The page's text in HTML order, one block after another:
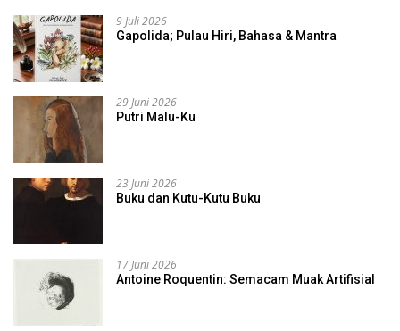
9 Juli 2026
Gapolida; Pulau Hiri, Bahasa & Mantra
29 Juni 2026
Putri Malu-Ku
23 Juni 2026
Buku dan Kutu-Kutu Buku
17 Juni 2026
Antoine Roquentin: Semacam Muak Artifisial